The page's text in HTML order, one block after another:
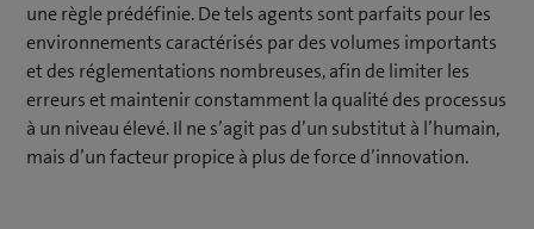
une règle prédéfinie. De tels agents sont parfaits pour les
environnements caractérisés par des volumes importants
et des réglementations nombreuses, afin de limiter les
erreurs et maintenir constamment la qualité des processus
à un niveau élevé. Il ne s’agit pas d’un substitut à l’humain,
mais d’un facteur propice à plus de force d’innovation.